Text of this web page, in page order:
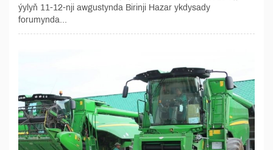
ýylyň 11-12-nji awgustynda Birinji Hazar ykdysady
forumynda...